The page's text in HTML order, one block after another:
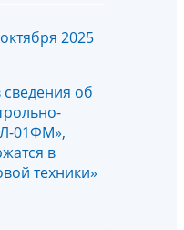
2025
об
01ФМ»,
в
техники»